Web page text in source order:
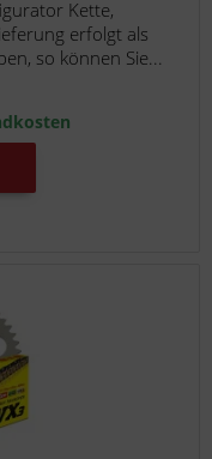
Kette,
erfolgt als
so können Sie...